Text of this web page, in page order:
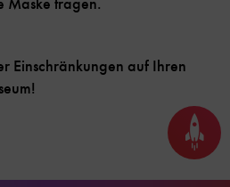
Einschränkungen auf Ihren
Back
to
top